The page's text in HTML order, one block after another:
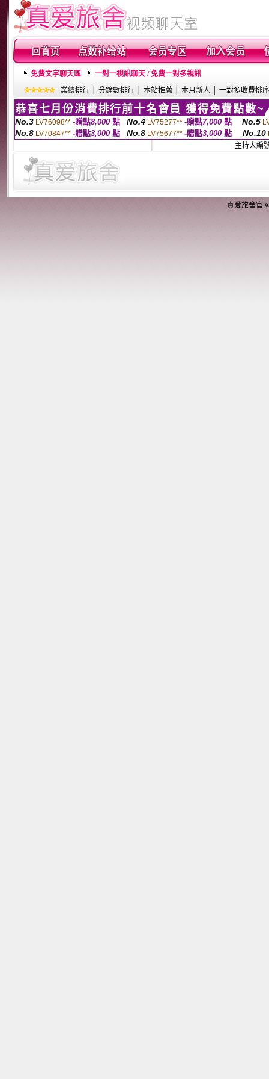
免費文字聊天區
一對一視訊聊天 / 免費一對多視訊
業績排行
分鐘數排行 本站推薦 本月新人 一對多收費排序
恭喜七月份消費排行前十名會員 獲得免費點數~
No.3 LV76098** -贈點8,000 點 No.4 LV75277** -贈點7,000 點 No.5
No.8 LV70847** -贈點3,000 點 No.8 LV75677** -贈點3,000 點 No.10
主持人編
真爱旅舍官